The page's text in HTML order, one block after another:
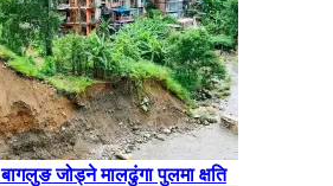
जोड्ने मालढुंगा पुलमा क्षति